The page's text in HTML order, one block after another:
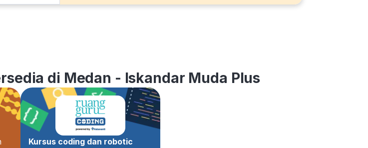
di Medan - Iskandar Muda Plus
Kursus coding dan robotic